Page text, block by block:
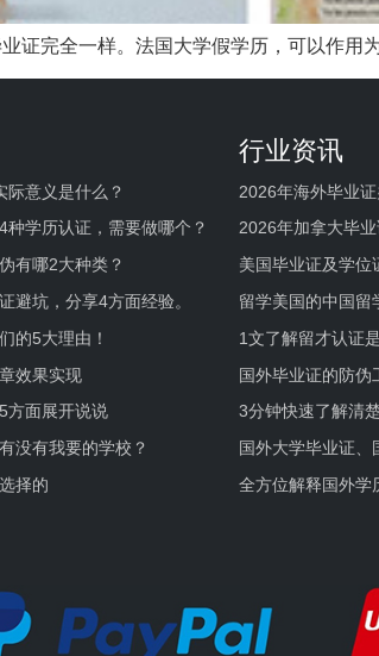
证完全一样。法国大学假学历，可以作用
际意义是什么？
种学历认证，需要做哪个？
有哪2大种类？
避坑，分享4方面经验。
的5大理由！
效果实现
方面展开说说
没有我要的学校？
择的
行业资讯
2026年海外毕业
2026年加拿大毕
美国毕业证及学位
留学美国的中国留
1文了解留才认证
国外毕业证的防伪
3分钟快速了解清
国外大学毕业证、
全方位解释国外学